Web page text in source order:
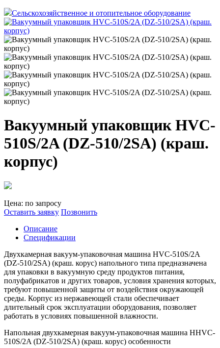
Сельскохозяйственное и отопительное оборудование
Вакуумный упаковщик HVC-
510S/2A (DZ-510/2SA) (краш.
корпус)
Цена: по запросу
Оставить заявку Позвонить
Описание
Спецификации
Двухкамерная вакуум-упаковочная машина HVC-510S/2A
(DZ-510/2SA) (краш. корус) напольного типа предназначена
для упаковки в вакуумную среду продуктов питания,
полуфабрикатов и других товаров, условия хранения которых,
требуют повышенной защиты от воздействия окружающей
среды. Корпус из нержавеющей стали обеспечивает
длительный срок эксплуатации оборудования, позволяет
работать в условиях повышенной влажности.
Напольная двухкамерная вакуум-упаковочная машина HHVC-
510S/2A (DZ-510/2SA) (краш. корус) особенности